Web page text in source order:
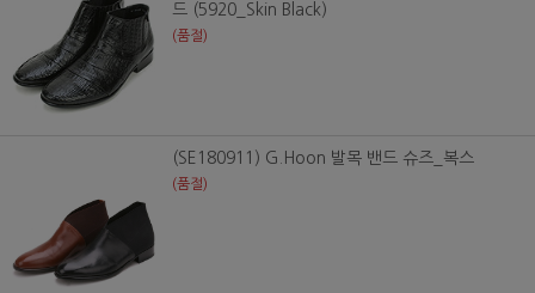
드 (5920_Skin Black)
(품절)
(SE180911) G.Hoon 발목 밴드 슈즈_복스
(품절)